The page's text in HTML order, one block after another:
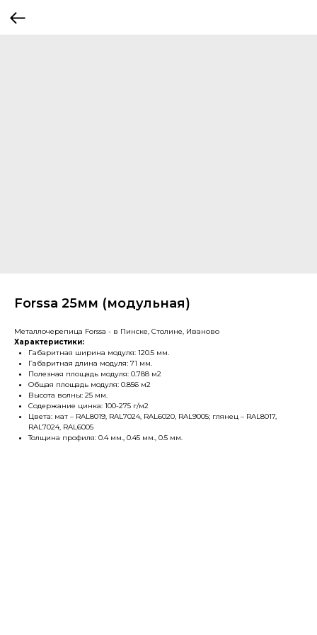
Forssa 25мм (модульная)
Металлочерепица Forssa - в Пинске, Столине, Иваново
Характеристики:
Габаритная ширина модуля: 120.5 мм.
Габаритная длина модуля: 71 мм.
Полезная площадь модуля: 0.788 м2
Общая площадь модуля: 0.856 м2
Высота волны: 25 мм.
Содержание цинка: 100-275 г/м2
Цвета: мат – RAL8019, RAL7024, RAL6020, RAL9005; глянец – RAL8017,
RAL7024, RAL6005
Толщина профиля: 0.4 мм., 0.45 мм., 0.5 мм.